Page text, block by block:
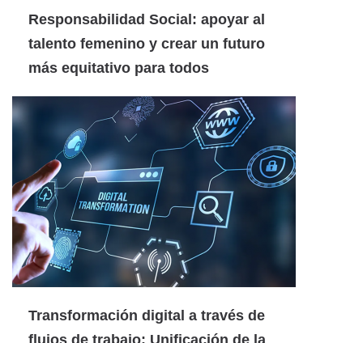
Responsabilidad Social: apoyar al
talento femenino y crear un futuro
más equitativo para todos
Transformación digital a través de
flujos de trabajo: Unificación de la